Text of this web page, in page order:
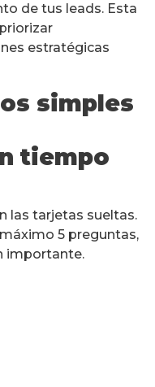
de tus leads. Esta
estratégicas
simples
tiempo
las tarjetas sueltas.
5 preguntas,
importante.